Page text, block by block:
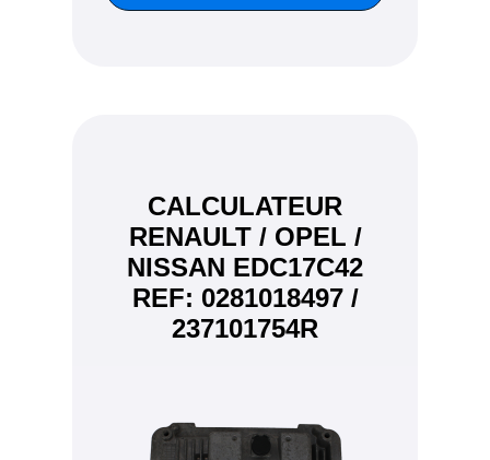
CALCULATEUR
RENAULT / OPEL /
NISSAN EDC17C42
REF: 0281018497 /
237101754R